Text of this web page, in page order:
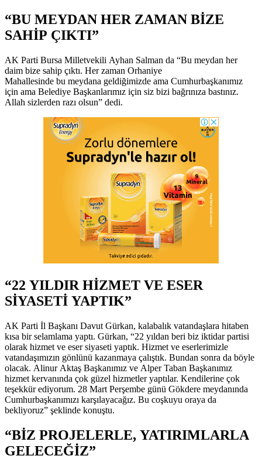
“BU MEYDAN HER ZAMAN BİZE
SAHİP ÇIKTI”
AK Parti Bursa Milletvekili Ayhan Salman da “Bu meydan her
daim bize sahip çıktı. Her zaman Orhaniye
Mahallesinde bu meydana geldiğimizde ama Cumhurbaşkanımız
için ama Belediye Başkanlarımız için siz bizi bağrınıza bastınız.
Allah sizlerden razı olsun” dedi.
“22 YILDIR HİZMET VE ESER
SİYASETİ YAPTIK”
AK Parti İl Başkanı Davut Gürkan, kalabalık vatandaşlara hitaben
kısa bir selamlama yaptı. Gürkan, “22 yıldan beri biz iktidar partisi
olarak hizmet ve eser siyaseti yaptık. Hizmet ve eserlerimizle
vatandaşımızın gönlünü kazanmaya çalıştık. Bundan sonra da böyle
olacak. Alinur Aktaş Başkanımız ve Alper Taban Başkanımız
hizmet kervanında çok güzel hizmetler yaptılar. Kendilerine çok
teşekkür ediyorum. 28 Mart Perşembe günü Gökdere meydanında
Cumhurbaşkanımızı karşılayacağız. Bu coşkuyu oraya da
bekliyoruz” şeklinde konuştu.
“BİZ PROJELERLE, YATIRIMLARLA
GELECEĞİZ”